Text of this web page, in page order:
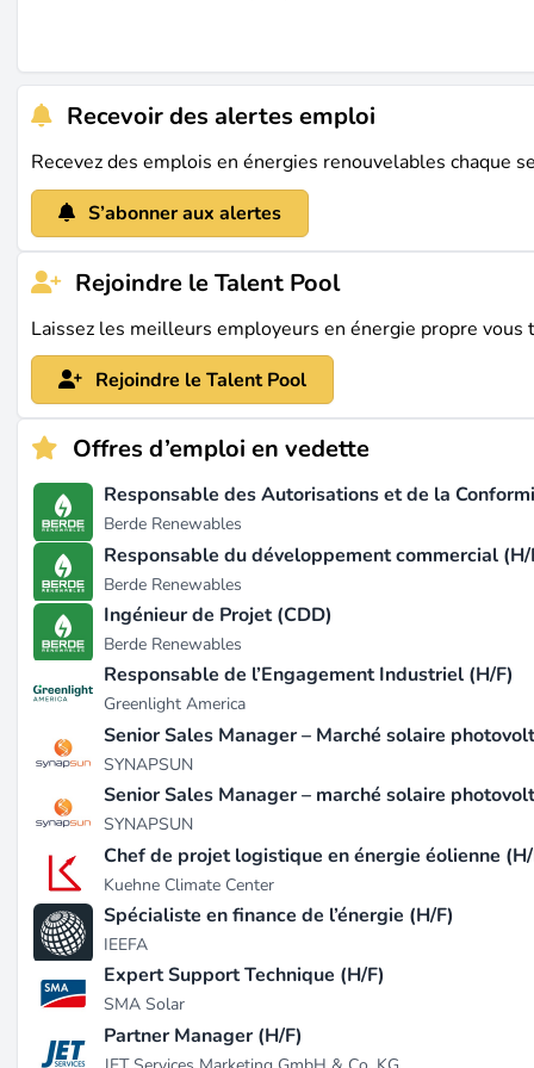
Modèle d'affaires
Secteur
Activités principales
Big Ass Battery se spécialise dans la fabrication de
renouvelables. Ils offrent également des solutions pour
Les revenus proviennent principalement de la vente de
Localisations & Géographie
Présence mondiale
Big Ass Battery opère principalement aux Pays-Bas,
opérations en Europe.
Culture d'entreprise
Mission & Valeurs
La mission de Big Ass Battery est de fournir des
leurs activités.
Environnement de travail
Ils encouragent un environnement de travail collaboratif
responsabilité et l'engagement envers l'environnement.
Développement des employés
Big Ass Battery investit dans le développement
croient fermement que le succès de l'entreprise repose
Opportunités de carrière
Offres d'emploi
Big Ass Battery propose régulièrement des postes dans
renouvelables et le stockage d'énergie.
Avantages & Privilèges
Les employés bénéficient d'un environnement de
Recevoir des alertes emploi
Recevez des emplois en énergies renouvelables chaque
S’abonner aux alertes
Rejoindre le Talent Pool
Laissez les meilleurs employeurs en énergie propre vous
Rejoindre le Talent Pool
Offres d’emploi en vedette
Responsable des Autorisations et de la
Berde Renewables
Responsable du développement commercial (H/
Berde Renewables
Ingénieur de Projet (CDD)
Berde Renewables
Responsable de l’Engagement Industriel (H/F)
Greenlight America
Senior Sales Manager – Marché solaire
SYNAPSUN
Senior Sales Manager – marché solaire
SYNAPSUN
Chef de projet logistique en énergie éolienne
Kuehne Climate Center
Spécialiste en finance de l’énergie (H/F)
IEEFA
Expert Support Technique (H/F)
SMA Solar
Partner Manager (H/F)